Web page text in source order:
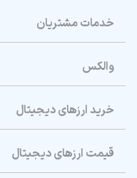
خدمات مشتریان
والکس
خرید ارزهای دیجیتال
قیمت ارزهای دیجیتال